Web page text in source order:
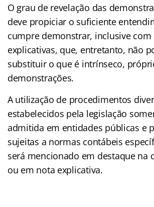
O grau de revelação das
deve propiciar o suficiente
cumpre demonstrar, inclusive com
explicativas, que, entretanto, não
substituir o que é intrínseco,
demonstrações.
A utilização de procedimentos
estabelecidos pela legislação
admitida em entidades públicas e
sujeitas a normas contábeis
será mencionado em destaque na
ou em nota explicativa.